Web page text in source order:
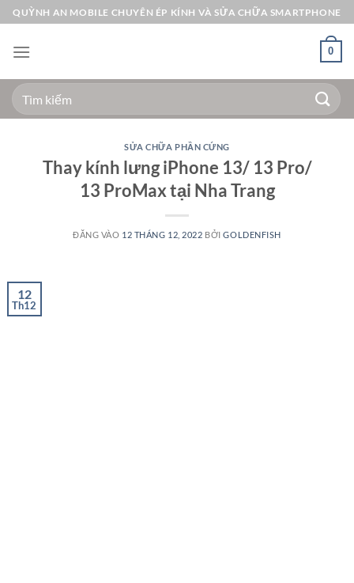
Bỏ
qua
nội
QUỲNH AN MOBILE CHUYÊN ÉP KÍNH VÀ SỬA CHỮA SMARTPHONE
0
Tìm
kiếm:
SỬA CHỮA PHẦN CỨNG
Thay kính lưng iPhone 13/ 13 Pro/
13 ProMax tại Nha Trang
ĐĂNG VÀO 12 THÁNG 12, 2022 BỞIGOLDENFISH
12
Th12